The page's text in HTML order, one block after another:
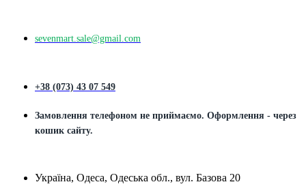
sevenmart.sale@gmail.com
+38 (073) 43 07 549
Замовлення телефоном не приймаємо. Оформлення - через
кошик сайту.
Україна, Одеса, Одеська обл., вул. Базова 20